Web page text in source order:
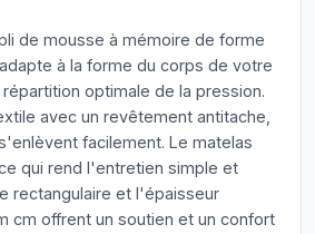
de mousse à mémoire de forme
à la forme du corps de votre
optimale de la pression.
avec un revêtement antitache,
facilement. Le matelas
qui rend l'entretien simple et
rectangulaire et l'épaisseur
cm offrent un soutien et un confort